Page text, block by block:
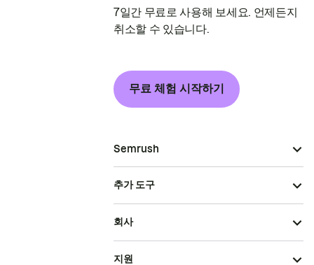
7일간 무료로 사용해 보세요. 언제든지
취소할 수 있습니다.
무료 체험 시작하기
Semrush
추가 도구
회사
지원